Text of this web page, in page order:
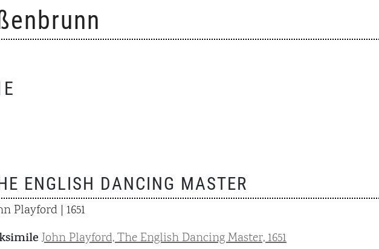
ENGLISH DANCING MASTER
Playford | 1651
John Playford, The English Dancing Master, 1651